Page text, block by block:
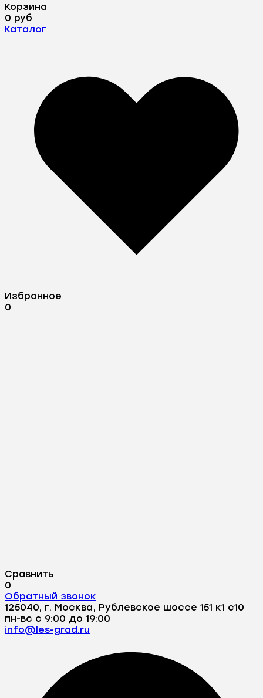
Корзина
0 руб
Каталог
Избранное
0
Сравнить
0
Обратный звонок
125040, г. Москва, Рублевское шоссе 151 к1 с10
пн-вс с 9:00 до 19:00
info@les-grad.ru